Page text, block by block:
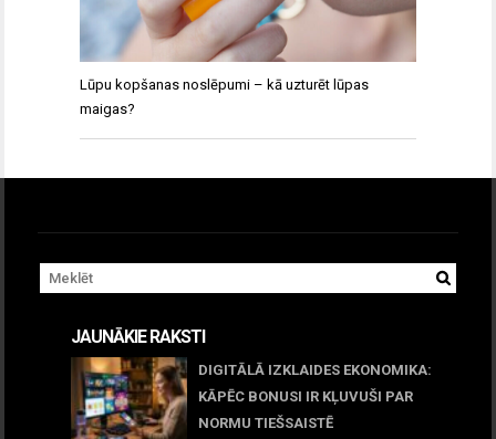
Lūpu kopšanas noslēpumi – kā uzturēt lūpas
maigas?
JAUNĀKIE RAKSTI
DIGITĀLĀ IZKLAIDES EKONOMIKA:
KĀPĒC BONUSI IR KĻUVUŠI PAR
NORMU TIEŠSAISTĒ